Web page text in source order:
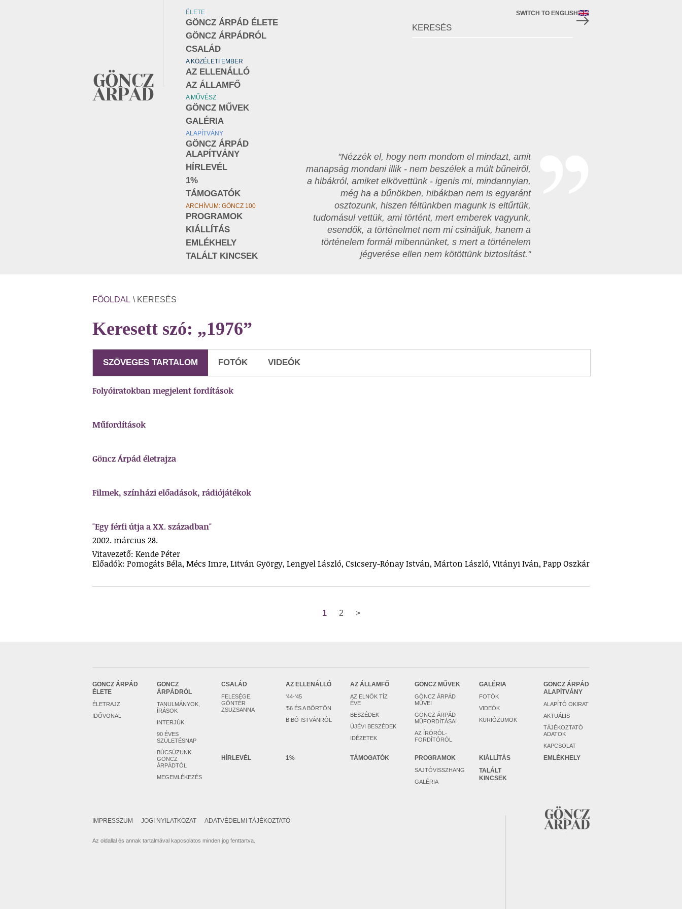
ÉLETE
GÖNCZ ÁRPÁD ÉLETE
GÖNCZ ÁRPÁDRÓL
CSALÁD
A KÖZÉLETI EMBER
AZ ELLENÁLLÓ
AZ ÁLLAMFŐ
A MŰVÉSZ
GÖNCZ MŰVEK
GALÉRIA
ALAPÍTVÁNY
GÖNCZ ÁRPÁD
ALAPÍTVÁNY
HÍRLEVÉL
1%
TÁMOGATÓK
ARCHÍVUM: GÖNCZ 100
PROGRAMOK
KIÁLLÍTÁS
EMLÉKHELY
TALÁLT KINCSEK
SWITCH TO ENGLISH
"Nézzék el, hogy nem mondom el mindazt, amit
manapság mondani illik - nem beszélek a múlt bűneiről,
a hibákról, amiket elkövettünk - igenis mi, mindannyian,
még ha a bűnökben, hibákban nem is egyaránt
osztozunk, hiszen féltünkben magunk is eltűrtük,
tudomásul vettük, ami történt, mert emberek vagyunk,
esendők, a történelmet nem mi csináljuk, hanem a
történelem formál mibennünket, s mert a történelem
jégverése ellen nem kötöttünk biztosítást."
FŐOLDAL \ KERESÉS
Keresett szó: „1976”
SZÖVEGES TARTALOM FOTÓK VIDEÓK
Folyóiratokban megjelent fordítások
Műfordítások
Göncz Árpád életrajza
Filmek, színházi előadások, rádiójátékok
"Egy férfi útja a XX. században"
2002. március 28.
Vitavezető: Kende Péter
Előadók: Pomogáts Béla, Mécs Imre, Litván György, Lengyel László, Csicsery-Rónay István, Márton László, Vitányi Iván, Papp Oszkár
1 2 >
GÖNCZ ÁRPÁD
ÉLETE
ÉLETRAJZ
IDŐVONAL
GÖNCZ
ÁRPÁDRÓL
TANULMÁNYOK,
ÍRÁSOK
INTERJÚK
90 ÉVES
SZÜLETÉSNAP
BÚCSÚZUNK
GÖNCZ
ÁRPÁDTÓL
MEGEMLÉKEZÉS
CSALÁD
FELESÉGE,
GÖNTÉR
ZSUZSANNA
AZ ELLENÁLLÓ
'44-'45
'56 ÉS A BÖRTÖN
BIBÓ ISTVÁNRÓL
AZ ÁLLAMFŐ
AZ ELNÖK TÍZ
ÉVE
BESZÉDEK
ÚJÉVI BESZÉDEK
IDÉZETEK
GÖNCZ MŰVEK
GÖNCZ ÁRPÁD
MŰVEI
GÖNCZ ÁRPÁD
MŰFORDÍTÁSAI
AZ ÍRÓRÓL-
FORDÍTÓRÓL
GALÉRIA
FOTÓK
VIDEÓK
KURIÓZUMOK
GÖNCZ ÁRPÁD
ALAPÍTVÁNY
ALAPÍTÓ OKIRAT
AKTUÁLIS
TÁJÉKOZTATÓ
ADATOK
KAPCSOLAT
HÍRLEVÉL 1% TÁMOGATÓK PROGRAMOK
SAJTÓVISSZHANG
GALÉRIA
KIÁLLÍTÁS
EMLÉKHELY
TALÁLT
KINCSEK
IMPRESSZUM JOGI NYILATKOZAT ADATVÉDELMI TÁJÉKOZTATÓ
Az oldallal és annak tartalmával kapcsolatos minden jog fenttartva.